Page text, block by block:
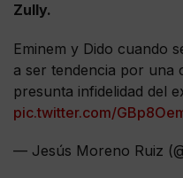
Zully.
Eminem y Dido cuando
a ser tendencia por una
presunta infidelidad del
pic.twitter.com/
— Jesús Moreno Ruiz